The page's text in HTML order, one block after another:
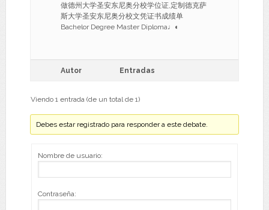
做德州大学圣安东尼奥分校学位证,定制德克萨
斯大学圣安东尼奥分校文凭证书成绩单
Bachelor Degree Master Diploma♩◐
Autor Entradas
Viendo 1 entrada (de un total de 1)
Debes estar registrado para responder a este debate.
Nombre de usuario:
Contraseña: